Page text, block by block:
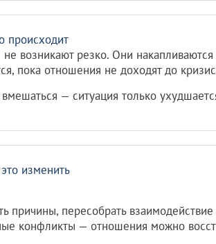
происходит
возникают резко. Они накапливаются
пока отношения не доходят до
— ситуация только
изменить
причины, пересобрать взаимодействие
конфликты — отношения можно